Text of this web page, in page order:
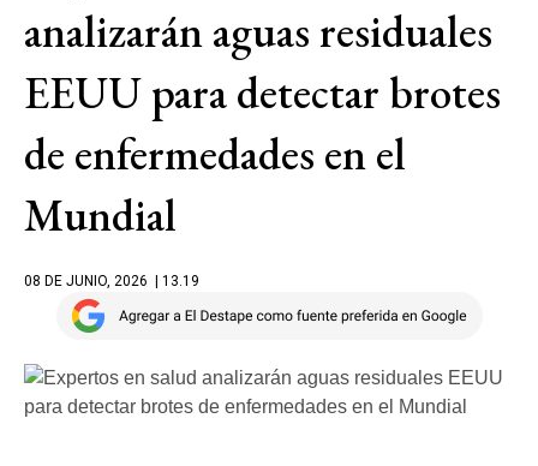
analizarán aguas residuales
EEUU para detectar brotes
de enfermedades en el
Mundial
08 DE JUNIO, 2026 | 13.19